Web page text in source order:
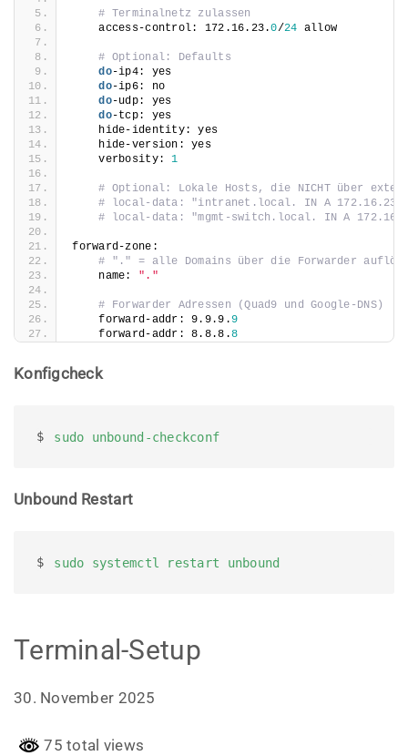
# Terminalnetz zulassen
    access-control: 172.16.23.
0/24 allow
# Optional: Defaults
do-ip4: yes
do-ip6: no
do-udp: yes
do-tcp: yes
    hide-identity: yes
    hide-version: yes
    verbosity:
1
# Optional: Lokale Hosts, die NICHT über
# local-data: "intranet.local. IN A
# local-data: "mgmt-switch.local. IN A
forward-zone:
# "." = alle Domains über die Forwarder
    name:
"."
# Forwarder Adressen (Quad9 und Google-DNS)
    forward-addr: 9.9.9.
9
    forward-addr: 8.8.8.
8
Konfigcheck
$ sudo unbound-checkconf
Unbound Restart
$ sudo systemctl restart unbound
Terminal-Setup
30. November 2025
75 total views